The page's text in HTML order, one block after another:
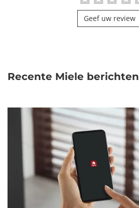
Geef uw review
Recente Miele berichten